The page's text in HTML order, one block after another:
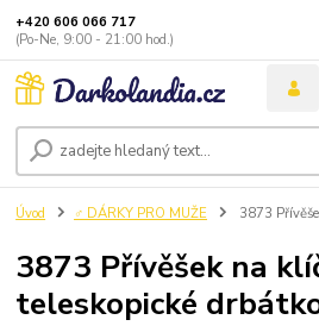
+420 606 066 717
(Po-Ne, 9:00 - 21:00 hod.)
Úvod ♂️ DÁRKY PRO MUŽE 3873
3873 Přívěšek na
teleskopické